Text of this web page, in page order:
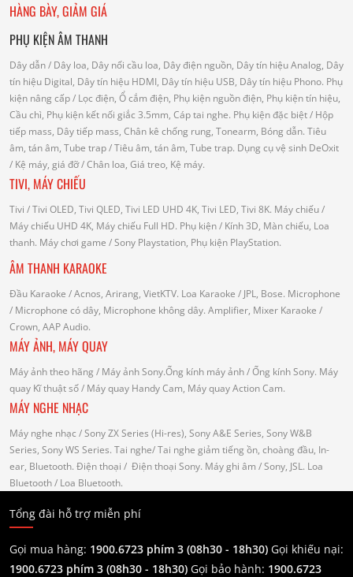
HÀNG BÀY, GIẢM GIÁ
PHỤ KIỆN ÂM THANH
Dây dẫn/ Dây loa, Dây nối cầu loa, Dây điện nguồn, Dây tín hiệu Analog, Dây
tín hiệu Digital, Dây tín hiệu HDMI, Dây tín hiệu USB, Dây tín hiệu Phono. Phụ
kiện nâng cấp/ Lọc điện, Ổ cắm điện, Phụ kiện nguồn điện, Phụ kiện tín hiệu,
Cầu chì, Phụ kiện kết nối giắc 3.5mm, Cáp tai nghe. Phụ kiện đặc biệt/ Hộp
tiếp mass, Dây tiếp mass, Chân kê chống rung, Tonearm, Bóng dẫn. Tiêu
âm, tán âm, Tube trap/ Tiêu âm, tán âm, Tube trap. Dụng cụ vệ sinh DeOxit
/ Kệ máy, giá đỡ/ Chân loa, Giá treo, Kệ máy.
TIVI, MÁY CHIẾU
Tivi / Tivi OLED, Tivi QLED, Tivi LED UHD 4K, Tivi LED, Tivi 8K. Máy chiếu/
Máy chiếu UHD 4K, Máy chiếu Full HD. Phụ kiện/ Kính 3D, Màn chiếu, Loa
thanh. Máy chơi game / Sony Playstation, Phụ kiện PlayStation.
ÂM THANH KARAOKE
Đầu Karaoke / Acnos, Arirang, VietKTV. Loa Karaoke / JPL, Bose. Microphone
/ Microphone có dây, Microphone không dây. Amplifier, Mixer Karaoke /
Crown, AAP Audio.
MÁY ẢNH, MÁY QUAY
Máy ảnh theo hãng / Máy ảnh Sony.Ống kính máy ảnh / Ống kính Sony. Máy
quay Kĩ thuật số/ Máy quay Handy Cam, Máy quay Action Cam.
MÁY NGHE NHẠC
Máy nghe nhạc / Sony ZX Series (Hi-res), Sony A&E Series, Sony W&B
Series, Sony WS Series. Tai nghe/ Tai nghe giảm tiếng ồn, choàng đầu, In-
ear, Bluetooth. Điện thoại / Điện thoại Sony. Máy ghi âm / Sony, JSL. Loa
Bluetooth/ Loa Bluetooth.
Tổng đài hỗ trợ miễn phí
Gọi mua hàng: 1900.6723 phím 3 (08h30 - 18h30) Gọi khiếu nại:
1900.6723 phím 3 (08h30 - 18h30) Gọi bảo hành: 1900.6723